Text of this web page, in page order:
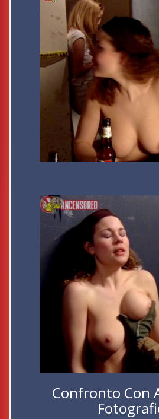
Confronto Con